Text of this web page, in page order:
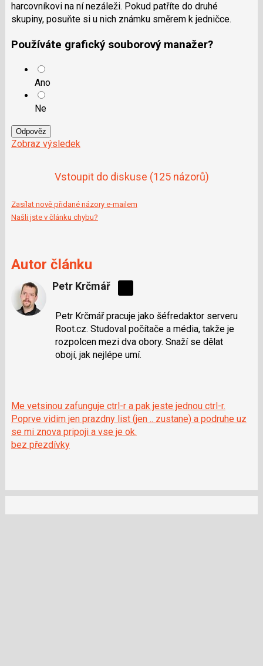
harcovníkovi na ní nezáleži. Pokud patříte do druhé
skupiny, posuňte si u nich známku směrem k jedničce.
Používáte grafický souborový manažer?
Ano
Ne
Odpověz
Zobraz výsledek
Vstoupit do diskuse (125 názorů)
Zasílat nově přidané názory e-mailem
Našli jste v článku chybu?
Autor článku
Petr Krčmář
síti
X
Petr Krčmář pracuje jako šéfredaktor serveru
Root.cz. Studoval počítače a média, takže je
rozpolcen mezi dva obory. Snaží se dělat
obojí, jak nejlépe umí.
Me vetsinou zafunguje ctrl-r a pak jeste jednou ctrl-r.
Poprve vidim jen prazdny list (jen .. zustane) a podruhe uz
se mi znova pripoji a vse je ok.
bez přezdívky